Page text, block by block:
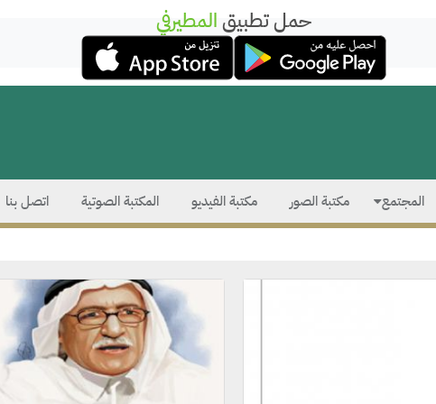
حمل تطبيقالمطيرفي
المجتمع مكتبة الصور مكتبة الفيديو المكتبة الصوتية اتصل بنا